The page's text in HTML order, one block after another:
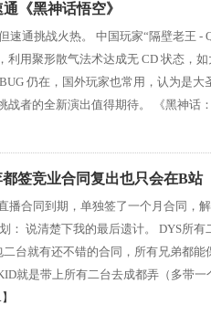
《黑神话悟空》
速通挑战火热。 中国玩家“隔壁老王 -
用聚形散气法术达成无 CD 状态，
仍在，国外玩家也常用，认为是大
者的全新演出值得期待。 《黑神话
签竞业合同复出也只会在B站
合同到期，单独签了一个月合同，解
： 说清楚下我的最后遗计。 DYS所
台就有还不错的合同，所有兄弟都能
就是带上所有二台去成都弄（多带